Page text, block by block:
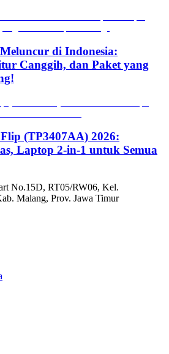
di Indonesia:
Canggih, dan Paket yang
(TP3407AA) 2026:
Laptop 2-in-1 untuk Semua
No.15D, RT05/RW06, Kel.
Malang, Prov. Jawa Timur